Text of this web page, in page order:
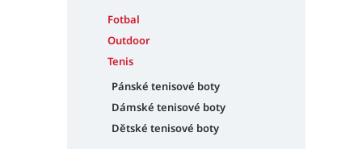
Fotbal
Outdoor
Tenis
Pánské tenisové boty
Dámské tenisové boty
Dětské tenisové boty